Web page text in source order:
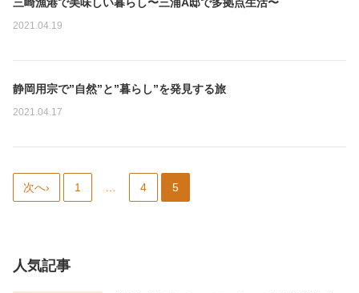
g
2021.04.19
N
g
静岡用宗で”自然”と”暮らし”を発見する旅
2021.04.17
次へ› 1 4 5
人気記事